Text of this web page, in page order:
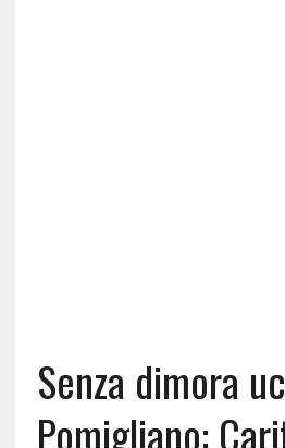
Senza dimora
Pomigliano: